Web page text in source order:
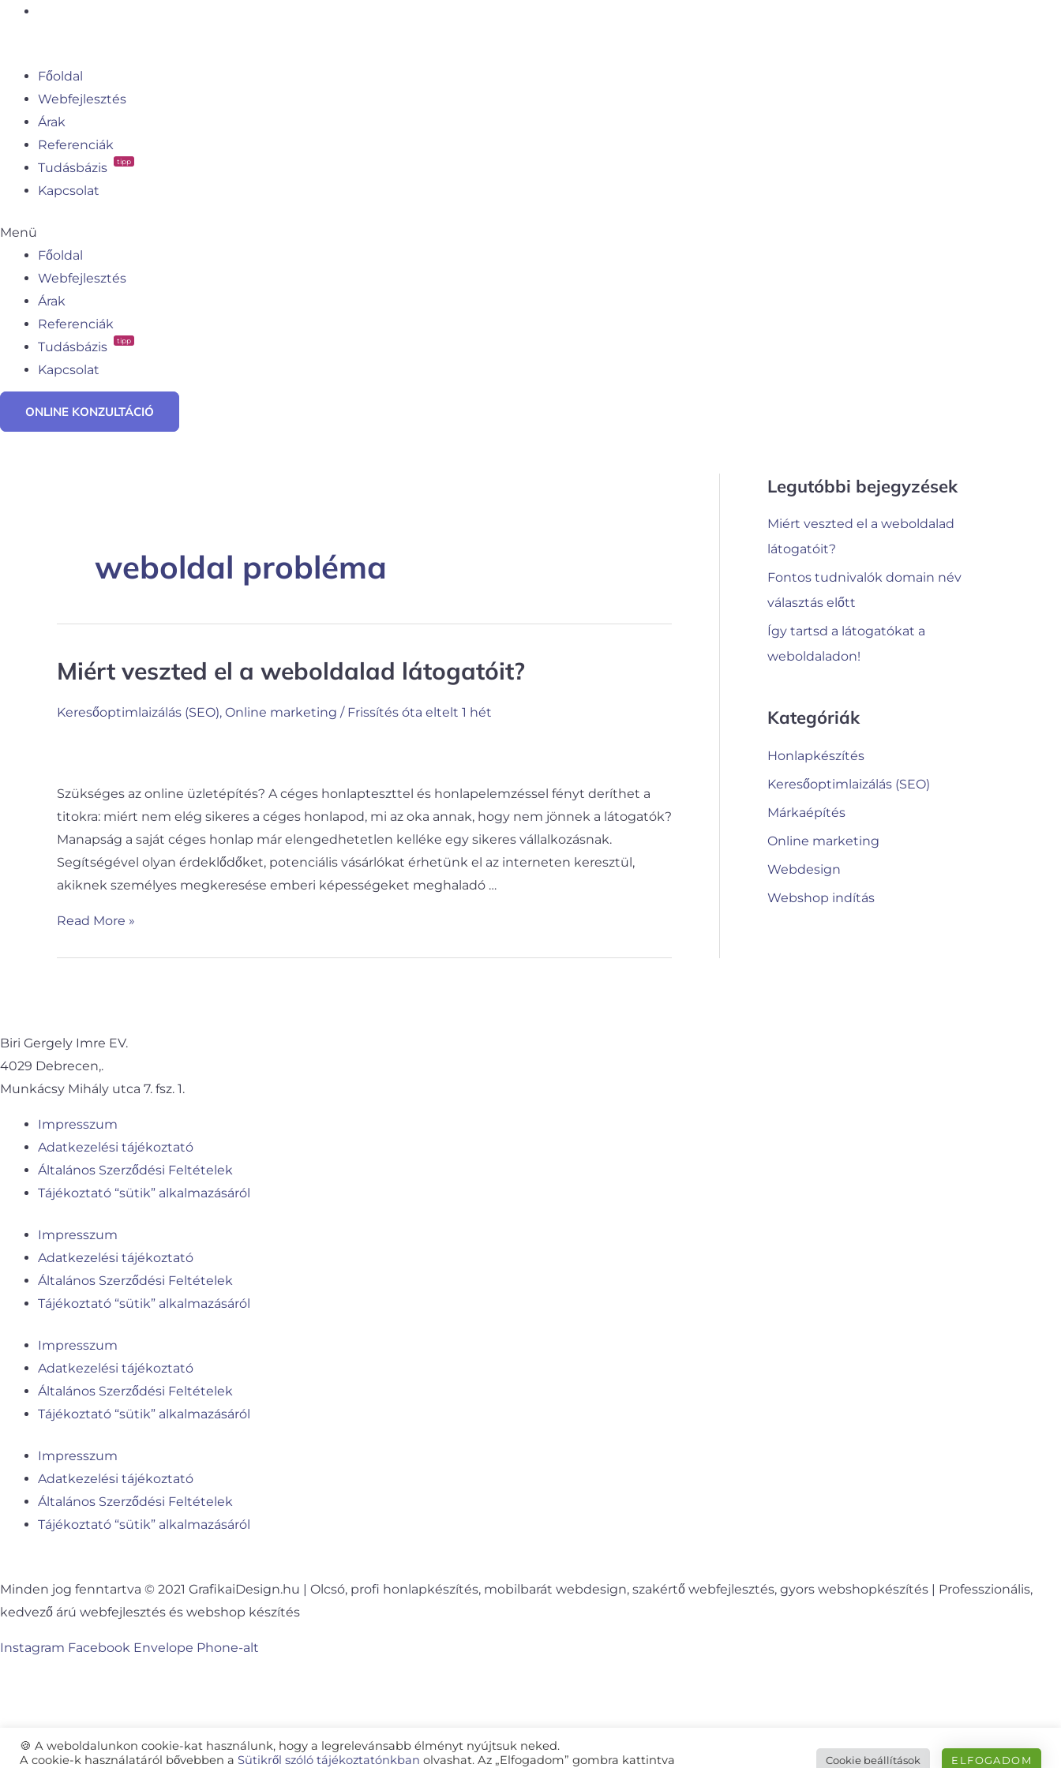
Skip
Főoldal
Webfejlesztés
Árak
Referenciák
Tudásbázis
tipp
Kapcsolat
Menü
Főoldal
Webfejlesztés
Árak
Referenciák
Tudásbázis
tipp
Kapcsolat
ONLINE KONZULTÁCIÓ
weboldal probléma
Miért veszted el a weboldalad látogatóit?
Keresőoptimlaizálás (SEO), Online marketing / Frissítés óta eltelt 1 hét
Szükséges az online üzletépítés? A céges honlapteszttel és honlapelemzéssel fényt deríthet a
titokra: miért nem elég sikeres a céges honlapod, mi az oka annak, hogy nem jönnek a látogatók?
Manapság a saját céges honlap már elengedhetetlen kelléke egy sikeres vállalkozásnak.
Segítségével olyan érdeklődőket, potenciális vásárlókat érhetünk el az interneten keresztül,
akiknek személyes megkeresése emberi képességeket meghaladó …
Miért
el
Read More »
Legutóbbi bejegyzések
Miért veszted el a weboldalad
látogatóit?
Fontos tudnivalók domain név
választás előtt
Így tartsd a látogatókat a
weboldaladon!
Kategóriák
Honlapkészítés
Keresőoptimlaizálás (SEO)
Márkaépítés
Online marketing
Webdesign
Webshop indítás
Biri Gergely Imre EV.
4029 Debrecen,.
Munkácsy Mihály utca 7. fsz. 1.
Impresszum
Adatkezelési tájékoztató
Általános Szerződési Feltételek
Tájékoztató “sütik” alkalmazásáról
Impresszum
Adatkezelési tájékoztató
Általános Szerződési Feltételek
Tájékoztató “sütik” alkalmazásáról
Impresszum
Adatkezelési tájékoztató
Általános Szerződési Feltételek
Tájékoztató “sütik” alkalmazásáról
Impresszum
Adatkezelési tájékoztató
Általános Szerződési Feltételek
Tájékoztató “sütik” alkalmazásáról
Minden jog fenntartva © 2021 GrafikaiDesign.hu | Olcsó, profi honlapkészítés, mobilbarát webdesign, szakértő webfejlesztés, gyors webshopkészítés | Professzionális,
kedvező árú webfejlesztés és webshop készítés
Instagram Facebook Envelope Phone-alt
🍪 A weboldalunkon cookie-kat használunk, hogy a legrelevánsabb élményt nyújtsuk neked.
A cookie-k használatáról bővebben a Sütikről szóló tájékoztatónkban olvashat. Az „Elfogadom” gombra kattintva
Cookie beállítások ELFOGADOM
Elolvasom >>